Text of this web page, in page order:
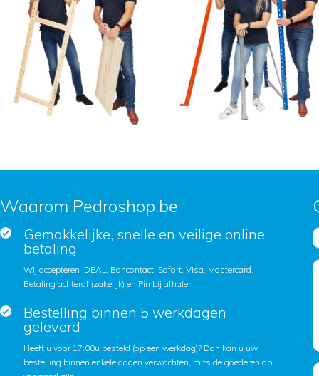
Waarom Pedroshop.be
Gemakkelijke, snelle en veilige online
betaling
Wij accepteren iDEAL, Bancontact, Sofort, Visa, Mastercard,
Betaling achteraf (zakelijk) en Pin bij afhalen.
Bestelling binnen 5 werkdagen
geleverd
Heeft u voor 17:00u besteld (op een werkdag)? Dan kan u uw
bestelling binnen enkele dagen verwachten, mits de goederen op